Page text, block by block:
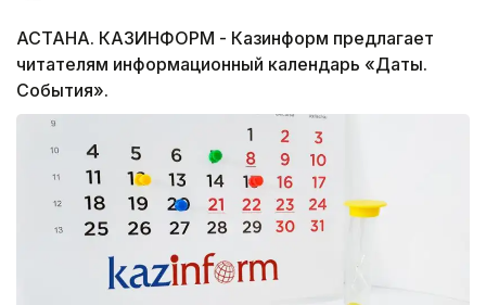
АСТАНА. КАЗИНФОРМ - Казинформ предлагает
читателям информационный календарь «Даты.
События».